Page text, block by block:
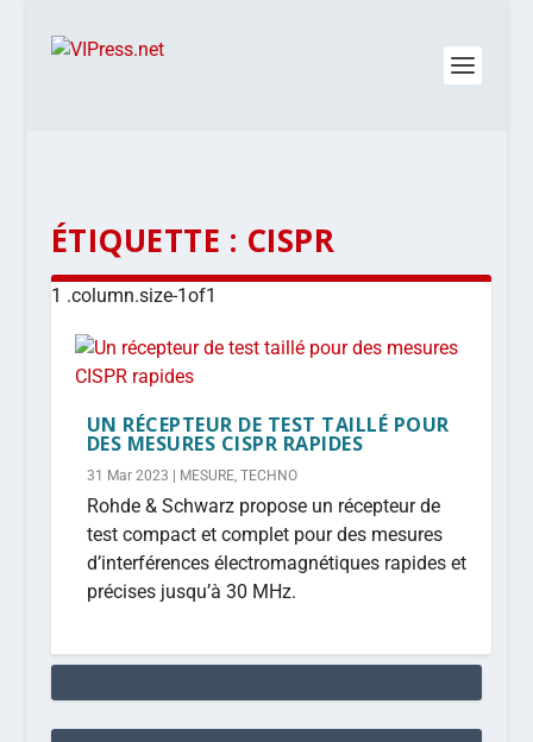
ÉTIQUETTE : CISPR
UN RÉCEPTEUR DE TEST TAILLÉ POUR
DES MESURES CISPR RAPIDES
31 Mar 2023 MESURE, TECHNO
Rohde & Schwarz propose un récepteur de
test compact et complet pour des mesures
d’interférences électromagnétiques rapides et
précises jusqu’à 30 MHz.